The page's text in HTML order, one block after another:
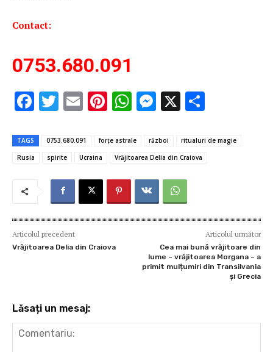
Contact:
0753.680.091
F
e
k
T
it
te
r
E
ai
l
Pi
er
es
t
W
at
s
A
p
p
M
se
n
g
er
X
ta
TAGS 0753.680.091 forțe astrale război
ritualuri de magie
Rusia
spirite Ucraina Vrăjitoarea Delia din Craiova
Articolul precedent
Vrăjitoarea Delia din Craiova
Articolul următor
Cea mai bună vrăjitoare din
lume – vrăjitoarea Morgana – a
primit mulțumiri din Transilvania
și Grecia
Lăsați un mesaj: